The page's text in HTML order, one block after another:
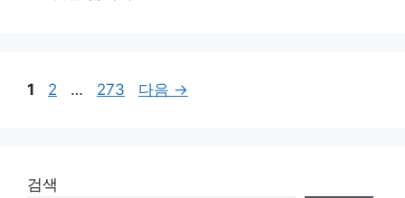
페
1
페
2 …
페
273 다음 →
검색